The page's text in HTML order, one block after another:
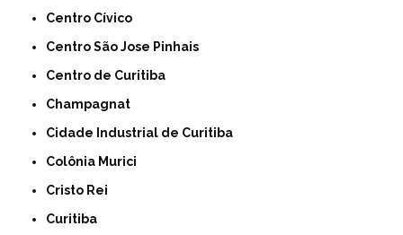
Centro Cívico
Centro São Jose Pinhais
Centro de Curitiba
Champagnat
Cidade Industrial de Curitiba
Colônia Murici
Cristo Rei
Curitiba